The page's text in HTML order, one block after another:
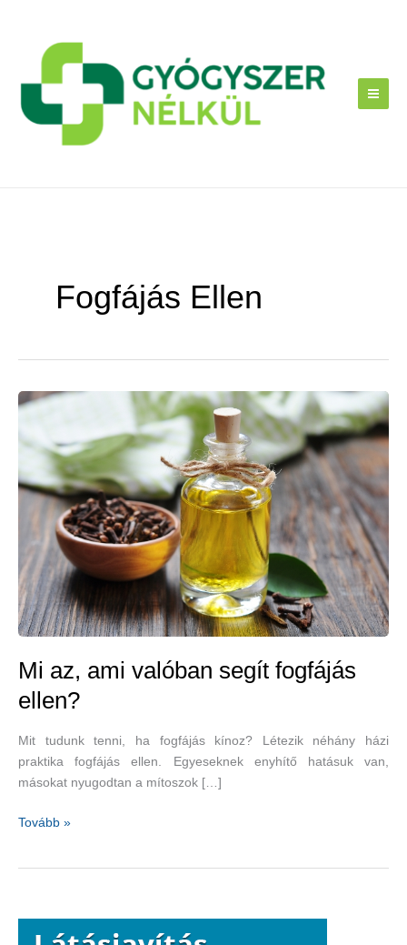
Fogfájás Ellen
Mi az, ami valóban segít fogfájás
ellen?
Mit tudunk tenni, ha fogfájás kínoz? Létezik néhány házi
praktika fogfájás ellen. Egyeseknek enyhítő hatásuk van,
másokat nyugodtan a mítoszok […]
Mi
Tovább »